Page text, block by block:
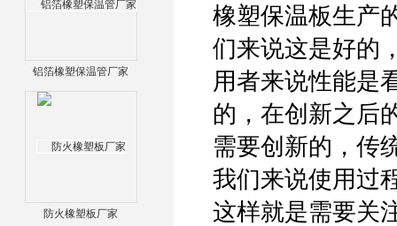
铝箔橡塑保温管厂家
防火橡塑板厂家
橡塑保温板生产
们来说这是好的
用者来说性能是
的，在创新之后
需要创新的，传
我们来说使用过
这样就是需要关